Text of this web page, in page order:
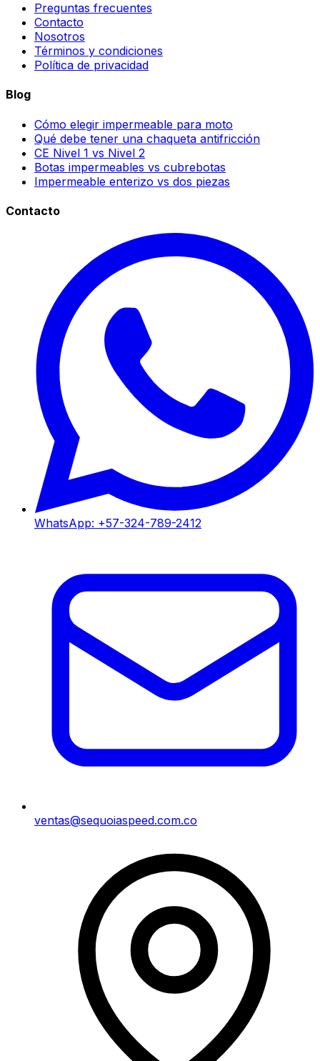
Preguntas frecuentes
Contacto
Nosotros
Términos y condiciones
Política de privacidad
Blog
Cómo elegir impermeable para moto
Qué debe tener una chaqueta antifricción
CE Nivel 1 vs Nivel 2
Botas impermeables vs cubrebotas
Impermeable enterizo vs dos piezas
Contacto
WhatsApp: +57-324-789-2412
ventas@sequoiaspeed.com.co